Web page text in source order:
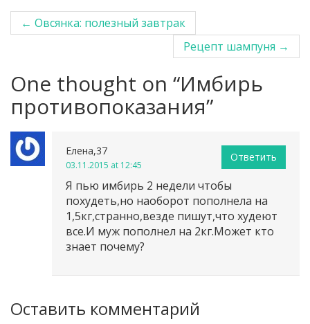
Post navigation
← Овсянка: полезный завтрак
Рецепт шампуня →
One thought on “Имбирь
противопоказания”
Елена,37
03.11.2015 at 12:45
Я пью имбирь 2 недели чтобы
похудеть,но наоборот пополнела на
1,5кг,странно,везде пишут,что худеют
все.И муж пополнел на 2кг.Может кто
знает почему?
Ответить
Оставить комментарий